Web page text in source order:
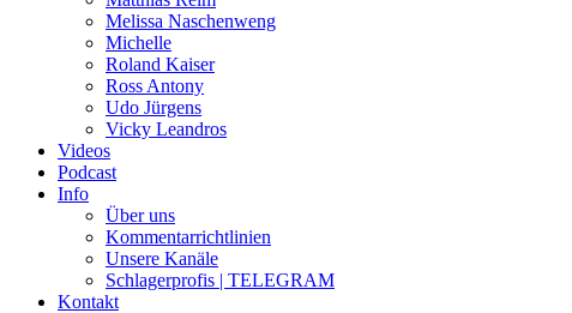
Melissa Naschenweng
Michelle
Roland Kaiser
Ross Antony
Udo Jürgens
Vicky Leandros
Videos
Podcast
Info
Über uns
Kommentarrichtlinien
Unsere Kanäle
Schlagerprofis | TELEGRAM
Kontakt